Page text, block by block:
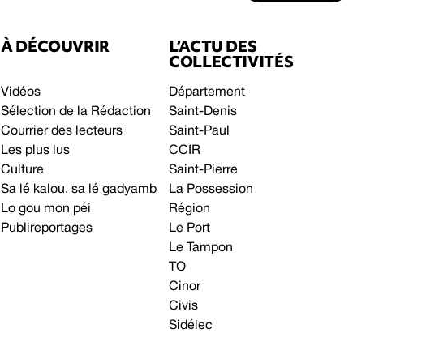
À DÉCOUVRIR
Vidéos
Sélection de la Rédaction
Courrier des lecteurs
Les plus lus
Culture
Sa lé kalou, sa lé gadyamb
Lo gou mon péi
Publireportages
L’ACTU DES
COLLECTIVITÉS
Département
Saint-Denis
Saint-Paul
CCIR
Saint-Pierre
La Possession
Région
Le Port
Le Tampon
TO
Cinor
Civis
Sidélec